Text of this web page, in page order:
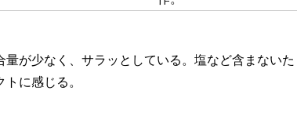
が少なく、サラッとしている。塩など含まないた
に感じる。